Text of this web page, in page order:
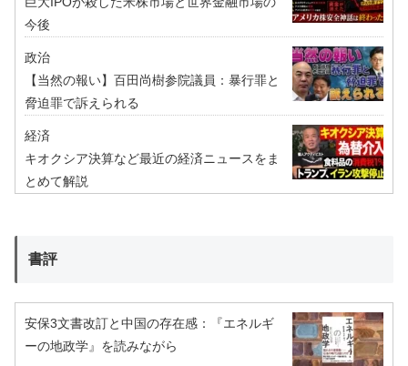
今後
政治
【当然の報い】百田尚樹参院議員：暴行罪と
脅迫罪で訴えられる
経済
キオクシア決算など最近の経済ニュースをま
とめて解説
書評
安保3文書改訂と中国の存在感：『エネルギ
ーの地政学』を読みながら